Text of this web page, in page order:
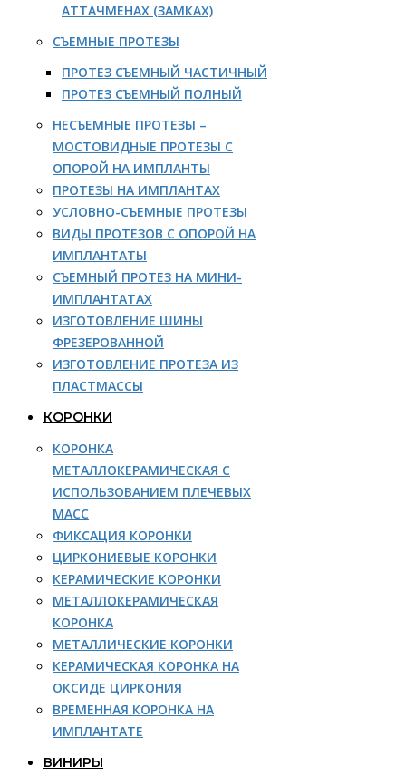
АТТАЧМЕНАХ (ЗАМКАХ)
СЪЕМНЫЕ ПРОТЕЗЫ
ПРОТЕЗ СЪЕМНЫЙ ЧАСТИЧНЫЙ
ПРОТЕЗ СЪЕМНЫЙ ПОЛНЫЙ
НЕСЪЕМНЫЕ ПРОТЕЗЫ –
МОСТОВИДНЫЕ ПРОТЕЗЫ С
ОПОРОЙ НА ИМПЛАНТЫ
ПРОТЕЗЫ НА ИМПЛАНТАХ
УСЛОВНО-СЪЕМНЫЕ ПРОТЕЗЫ
ВИДЫ ПРОТЕЗОВ С ОПОРОЙ НА
ИМПЛАНТАТЫ
СЪЕМНЫЙ ПРОТЕЗ НА МИНИ-
ИМПЛАНТАТАХ
ИЗГОТОВЛЕНИЕ ШИНЫ
ФРЕЗЕРОВАННОЙ
ИЗГОТОВЛЕНИЕ ПРОТЕЗА ИЗ
ПЛАСТМАССЫ
КОРОНКИ
КОРОНКА
МЕТАЛЛОКЕРАМИЧЕСКАЯ С
ИСПОЛЬЗОВАНИЕМ ПЛЕЧЕВЫХ
МАСС
ФИКСАЦИЯ КОРОНКИ
ЦИРКОНИЕВЫЕ КОРОНКИ
КЕРАМИЧЕСКИЕ КОРОНКИ
МЕТАЛЛОКЕРАМИЧЕСКАЯ
КОРОНКА
МЕТАЛЛИЧЕСКИЕ КОРОНКИ
КЕРАМИЧЕСКАЯ КОРОНКА НА
ОКСИДЕ ЦИРКОНИЯ
ВРЕМЕННАЯ КОРОНКА НА
ИМПЛАНТАТЕ
ВИНИРЫ